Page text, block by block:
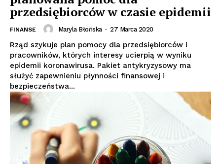
przedsiębiorców w czasie epidemii
FINANSE Maryla Błońska - 27 Marca 2020
Rząd szykuje plan pomocy dla przedsiębiorców i
pracowników, których interesy ucierpią w wyniku
epidemii koronawirusa. Pakiet antykryzysowy ma
służyć zapewnieniu płynności finansowej i
bezpieczeństwa...